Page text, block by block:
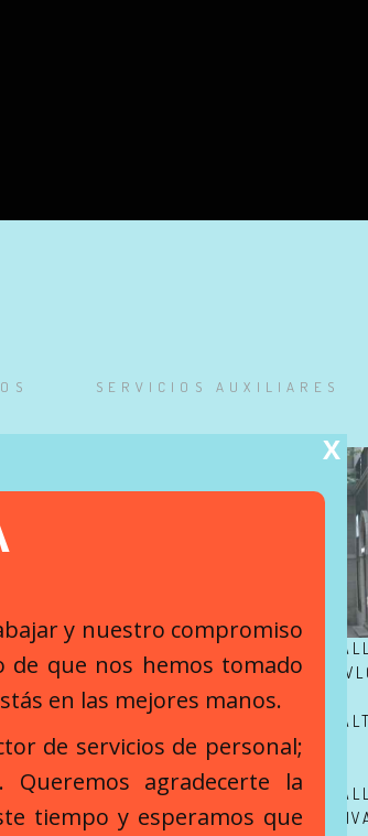
SERVICIOS AUXILIARES
X
y nuestro compromiso
de que nos hemos tomado
en las mejores manos.
de servicios de personal;
agradecerte la
tiempo y esperamos que